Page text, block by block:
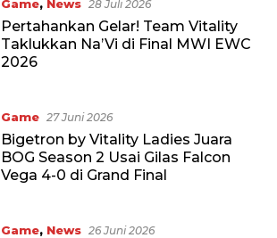
Game, News 28 Juli 2026
Pertahankan Gelar! Team Vitality
Taklukkan Na’Vi di Final MWI EWC
2026
Game 27 Juni 2026
Bigetron by Vitality Ladies Juara
BOG Season 2 Usai Gilas Falcon
Vega 4-0 di Grand Final
Game, News 26 Juni 2026